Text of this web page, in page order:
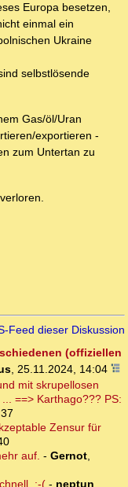
Europa besetzen,
einmal ein
Ukraine
selbstlösende
Gas/öl/Uran
exportieren -
zum Untertan zu
Feed dieser Diskussion
(offiziellen
, 25.11.2024, 14:04
mit skrupellosen
==> Karthago??? PS:
Zensur für
auf. - Gernot,
:-(- neptun